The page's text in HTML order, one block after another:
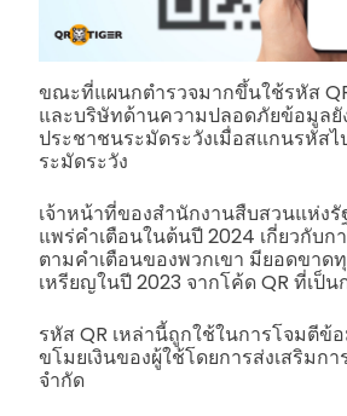
ขณะที่แผนกตำรวจมากขึ้นใช้รหัส
และบริษัทด้านความปลอดภัยข้อมูลยั
ประชาชนระมัดระวังเมื่อสแกนรหัสไ
ระมัดระวัง
เจ้าหน้าที่ของสำนักงานสืบสวนแห่งรั
แพร่คำเตือนในต้นปี 2024 เกี่ยวกับก
ตามคำเตือนของพวกเขา มียอดขาด
เหรียญในปี 2023 จากโค้ด QR ที่เป็น
รหัส QR เหล่านี้ถูกใช้ในการโจมตีข้
ขโมยเงินของผู้ใช้โดยการส่งเสริมกา
จำกัด